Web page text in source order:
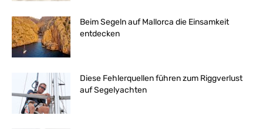
Beim Segeln auf Mallorca die Einsamkeit
entdecken
Diese Fehlerquellen führen zum Riggverlust
auf Segelyachten